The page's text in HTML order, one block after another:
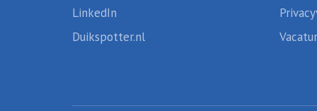
LinkedIn
Duikspotter.nl